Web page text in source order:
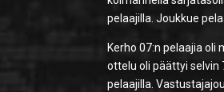
pelaajilla. Joukkue
Kerho 07:n pelaajia oli
ottelu oli päättyi selvin
pelaajilla.